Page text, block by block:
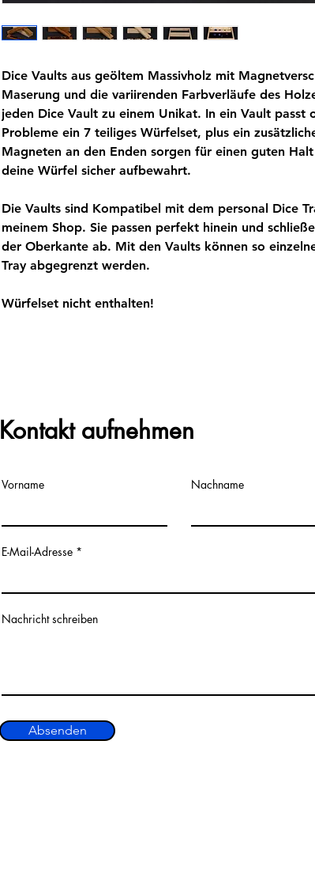
Dice Vaults aus geöltem Massivholz mit
Maserung und die variirenden Farbverläufe des
jeden Dice Vault zu einem Unikat. In ein Vault passt
Probleme ein 7 teiliges Würfelset, plus ein
Magneten an den Enden sorgen für einen guten
deine Würfel sicher aufbewahrt.
Die Vaults sind Kompatibel mit dem personal Dice
meinem Shop. Sie passen perfekt hinein und
der Oberkante ab. Mit den Vaults können so
Tray abgegrenzt werden.
Würfelset nicht enthalten!
Kontakt aufnehmen
Vorname Nachname
E-Mail-Adresse
Nachricht schreiben
Absenden